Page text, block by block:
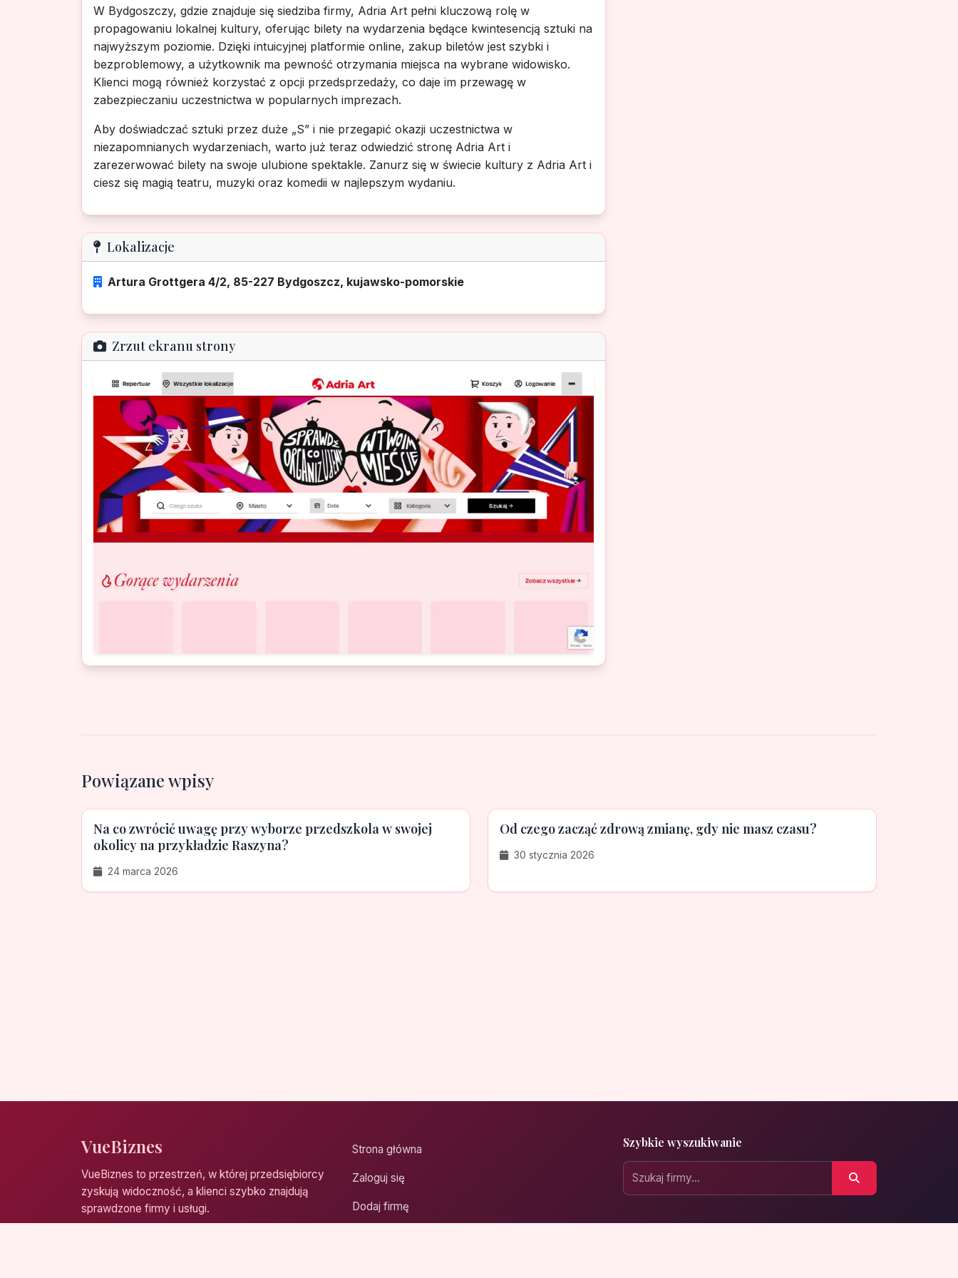
W Bydgoszczy, gdzie znajduje się siedziba firmy, Adria Art pełni kluczową rolę w
propagowaniu lokalnej kultury, oferując bilety na wydarzenia będące kwintesencją sztuki na
najwyższym poziomie. Dzięki intuicyjnej platformie online, zakup biletów jest szybki i
bezproblemowy, a użytkownik ma pewność otrzymania miejsca na wybrane widowisko.
Klienci mogą również korzystać z opcji przedsprzedaży, co daje im przewagę w
zabezpieczaniu uczestnictwa w popularnych imprezach.
Aby doświadczać sztuki przez duże „S” i nie przegapić okazji uczestnictwa w
niezapomnianych wydarzeniach, warto już teraz odwiedzić stronę Adria Art i
zarezerwować bilety na swoje ulubione spektakle. Zanurz się w świecie kultury z Adria Art i
ciesz się magią teatru, muzyki oraz komedii w najlepszym wydaniu.
Lokalizacje
Artura Grottgera 4/2, 85-227 Bydgoszcz, kujawsko-pomorskie
Zrzut ekranu strony
Powiązane wpisy
Na co zwrócić uwagę przy wyborze przedszkola w swojej
okolicy na przykładzie Raszyna?
24 marca 2026
Od czego zacząć zdrową zmianę, gdy nie masz czasu?
30 stycznia 2026
VueBiznes
VueBiznes to przestrzeń, w której przedsiębiorcy
zyskują widoczność, a klienci szybko znajdują
sprawdzone firmy i usługi.
Strona główna
Zaloguj się
Dodaj firmę
Szybkie wyszukiwanie